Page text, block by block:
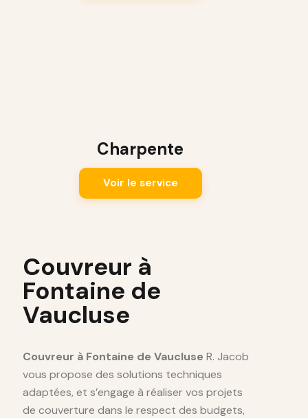
Charpente
Voir le service
Couvreur à
Fontaine de
Vaucluse
Couvreur à Fontaine de Vaucluse R. Jacob
vous propose des solutions techniques
adaptées, et s’engage à réaliser vos projets
de couverture dans le respect des budgets,